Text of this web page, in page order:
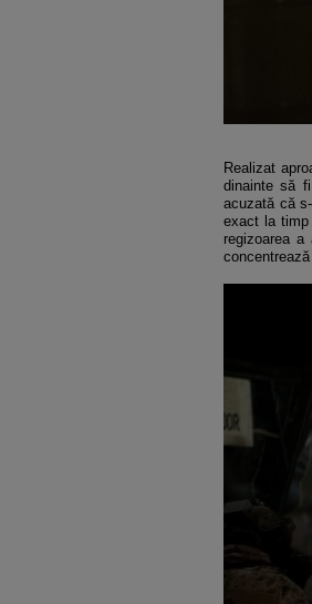
Realizat
dinainte să
acuzată că
exact la timp
regizoarea